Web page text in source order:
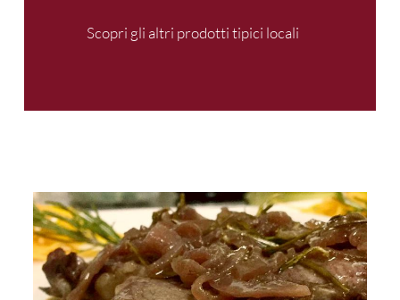
Scopri gli altri prodotti tipici locali